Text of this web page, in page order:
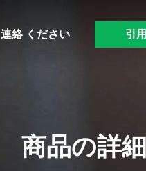
連絡 ください 引用
商品の詳細